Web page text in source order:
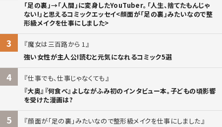
「足の裏」→「人間」に変身したYouTuber。「人生、捨てたもんじゃ
ない!」と思えるコミックエッセイ<顔面が「足の裏」みたいなので整
形級メイクを仕事にしました>
3
魔女は三百路から 1
強い女性が主人公!読むと元気になれるコミック5選
4
仕事でも、仕事じゃなくても
『大奥』『何食べ』よしながふみ初のインタビュー本。子どもの頃影響
を受けた漫画は?
5
顔面が「足の裏」みたいなので整形級メイクを仕事にしました